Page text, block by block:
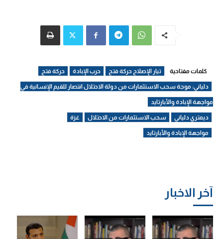
آخر الاخبار
كلمات مفتاحية تيار الإصلاح حركة فتح حرب الإبادة حركة فتح
دلياني: موجة سحب الاستثمارات من دولة الاحتلال انتصار للقيم الإنسانية في
مواجهة الإبادة والأبارتايد
ديمتري دلياني سحب الاستثمارات من الاحتلال غزة
مواجهة الإبادة والأبارتايد